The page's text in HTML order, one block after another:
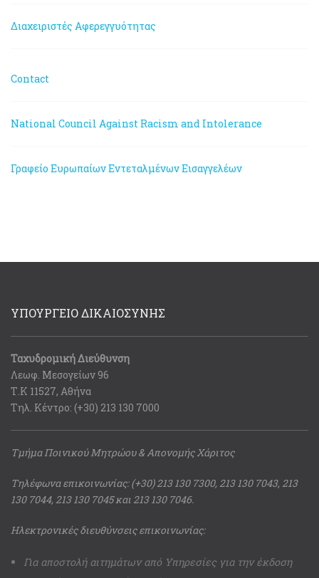
Διαχειριστές Αφερεγγυότητας
Contact
National Council Against Racism and Intolerance
Γραφείο Ευρωπαίων Εντεταλμένων Εισαγγελέων
ΥΠΟΥΡΓΕΙΟ ΔΙΚΑΙΟΣΥΝΗΣ
Ταχυδρομική Διεύθυνση
Λεωφ. Μεσογείων 96
Τ.Κ 11527, Αθήνα
Τηλ. Κέντρο: (+30) 213 130 7000
Τμήμα Ποινικού Μητρώου & Απονομής Χάριτος
Τηλέφωνα επικοινωνίας: (+30) 213 130 7300, 213 130 7043, 213
130 7044, 213 130 7045 και 213 130 7046.
Ηλεκτρονικές διευθύνσεις επικοινωνίας:
Για αποστολή αιτημάτων από Υπηρεσίες για την έκδοση